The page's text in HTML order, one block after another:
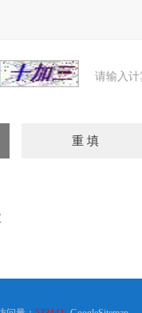
请输入